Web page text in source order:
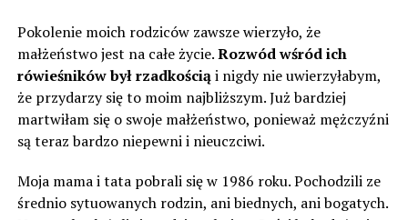
Pokolenie moich rodziców zawsze wierzyło, że
małżeństwo jest na całe życie.Rozwód wśród ich
rówieśników był rzadkościąi nigdy nie uwierzyłabym,
że przydarzy się to moim najbliższym. Już bardziej
martwiłam się o swoje małżeństwo, ponieważ mężczyźni
są teraz bardzo niepewni i nieuczciwi.
Moja mama i tata pobrali się w 1986 roku. Pochodzili ze
średnio sytuowanych rodzin, ani biednych, ani bogatych.